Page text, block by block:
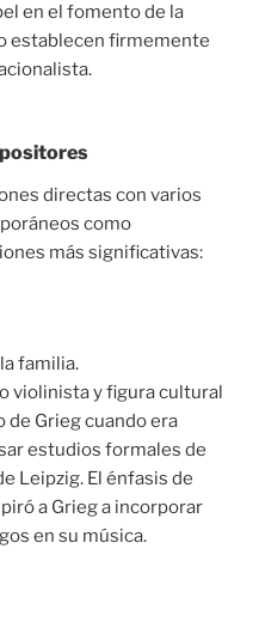
en el fomento de la
establecen firmemente
directas con varios
como
más significativas:
familia.
violinista y figura cultural
de Grieg cuando era
estudios formales de
Leipzig. El énfasis de
a Grieg a incorporar
en su música.